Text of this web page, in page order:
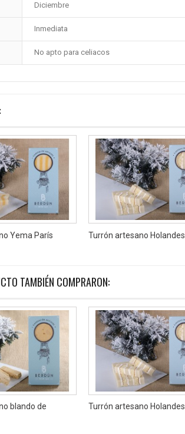
Diciembre
Inmediata
No apto para celiacos
Yema París Turrón artesano Holandes
TAMBIÉN COMPRARON:
blando de
Turrón artesano Holandes